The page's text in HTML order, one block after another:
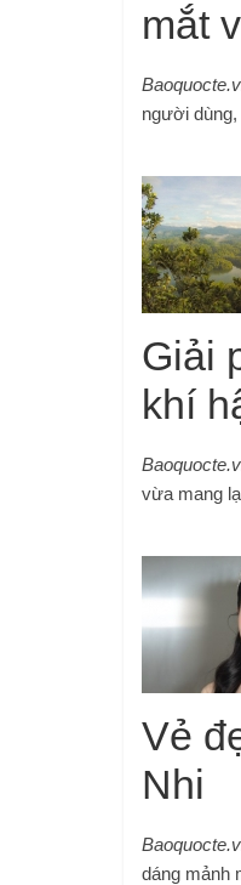
mắt
người
Giải
khí
vừa mang
Vẻ
Nhi
dáng mảnh